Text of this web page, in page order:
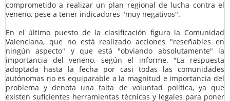
comprometido a realizar un plan regional de lucha contra el
veneno, pese a tener indicadores "muy negativos".
En el último puesto de la clasificación figura la Comunidad
Valenciana, que no está realizado acciones "reseñables en
ningún aspecto" y que está "obviando absolutamente" la
importancia del veneno, según el informe. "La respuesta
adoptada hasta la fecha por casi todas las comunidades
autónomas no es equiparable a la magnitud e importancia del
problema y denota una falta de voluntad política, ya que
existen suficientes herramientas técnicas y legales para poner